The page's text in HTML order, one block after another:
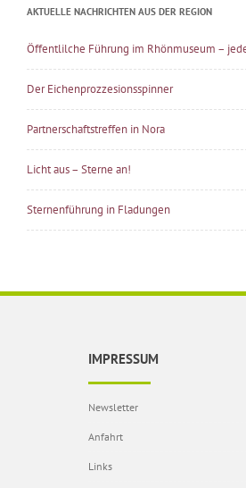
AKTUELLE NACHRICHTEN AUS DER REGION
Öffentlilche Führung im Rhönmuseum –
Der Eichenprozzesionsspinner
Partnerschaftstreffen in Nora
Licht aus – Sterne an!
Sternenführung in Fladungen
IMPRESSUM
Newsletter
Anfahrt
Links